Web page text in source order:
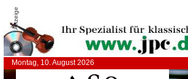
Anzeige
Montag, 10. August 2026